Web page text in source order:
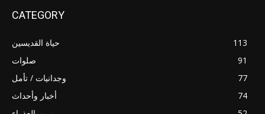
CATEGORY
حياة القديسين
113
صلوات
91
وجدانيات / تأمل
77
أخبار وأحداث
74